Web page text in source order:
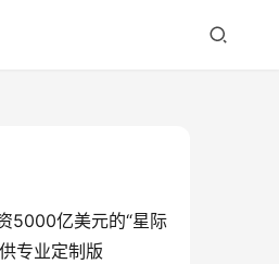
5000亿美元的“星际
专业定制版